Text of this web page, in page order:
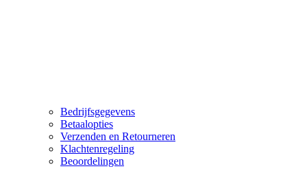
Bedrijfsgegevens
Betaalopties
Verzenden en Retourneren
Klachtenregeling
Beoordelingen